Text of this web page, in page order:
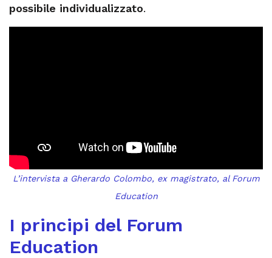
possibile individualizzato.
L’intervista a Gherardo Colombo, ex magistrato, al Forum
Education
I principi del Forum
Education